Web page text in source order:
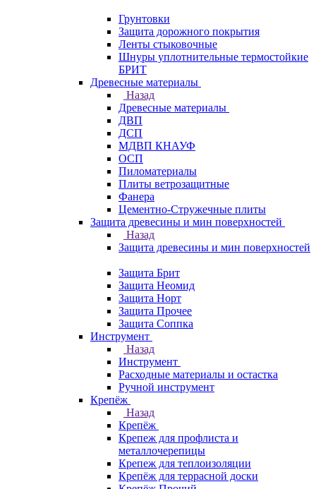
Грунтовки
Защита дорожного покрытия
Ленты стыковочные
Шнуры уплотнительные термостойкие
БРИТ
Древесные материалы
Назад
Древесные материалы
ДВП
ДСП
МДВП КНАУФ
ОСП
Пиломатериалы
Плиты ветрозащитные
Фанера
Цементно-Стружечные плиты
Защита древесины и мин поверхностей
Назад
Защита древесины и мин поверхностей
Защита Брит
Защита Неомид
Защита Норт
Защита Прочее
Защита Соппка
Инструмент
Назад
Инструмент
Расходные материалы и остастка
Ручной инструмент
Крепёж
Назад
Крепёж
Крепеж для профлиста и
металлочерепицы
Крепеж для теплоизоляции
Крепёж для террасной доски